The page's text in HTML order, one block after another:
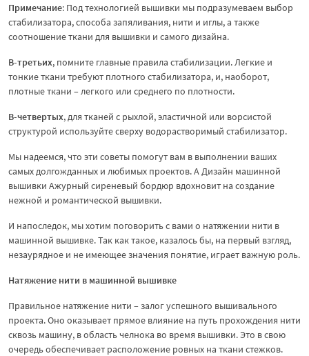
Примечание: Под технологией вышивки мы подразумеваем выбор
стабилизатора, способа запяливания, нити и иглы, а также
соотношение ткани для вышивки и самого дизайна.
В-третьих, помните главные правила стабилизации. Легкие и
тонкие ткани требуют плотного стабилизатора, и, наоборот,
плотные ткани – легкого или среднего по плотности.
В-четвертых, для тканей с рыхлой, эластичной или ворсистой
структурой используйте сверху водорастворимый стабилизатор.
Мы надеемся, что эти советы помогут вам в выполнении ваших
самых долгожданных и любимых проектов. А Дизайн машинной
вышивки Ажурный сиреневый бордюр вдохновит на создание
нежной и романтической вышивки.
И напоследок, мы хотим поговорить с вами о натяжении нити в
машинной вышивке. Так как такое, казалось бы, на первый взгляд,
незаурядное и не имеющее значения понятие, играет важную роль.
Натяжение нити в машинной вышивке
Правильное натяжение нити – залог успешного вышивального
проекта. Оно оказывает прямое влияние на путь прохождения нити
сквозь машину, в область челнока во время вышивки. Это в свою
очередь обеспечивает расположение ровных на ткани стежков.